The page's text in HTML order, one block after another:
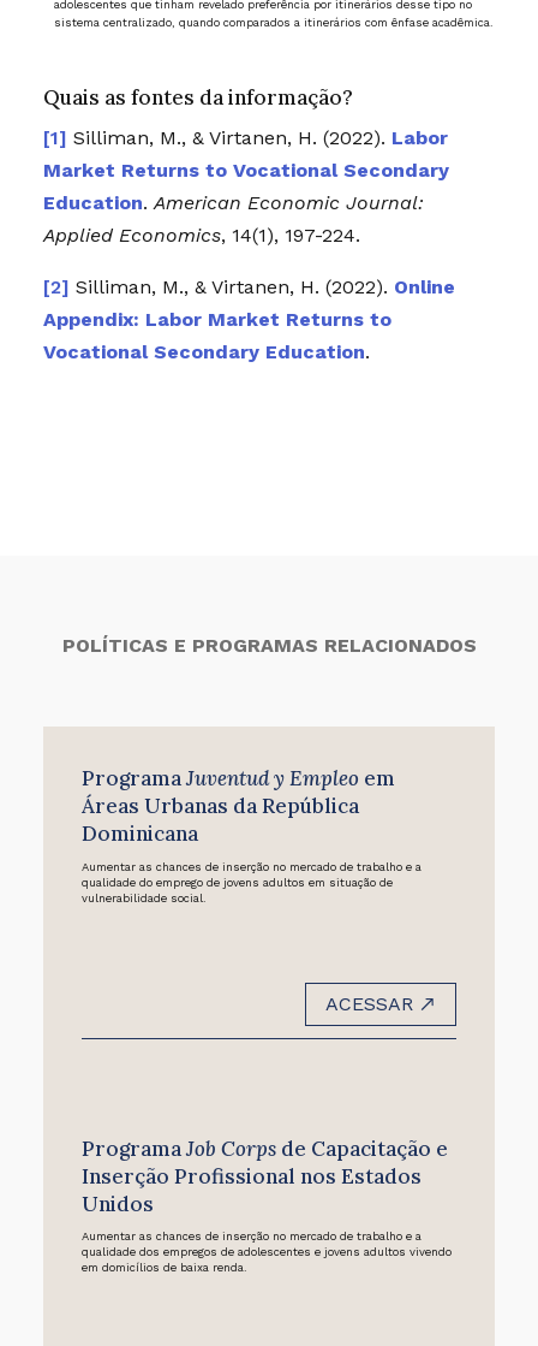
adolescentes que tinham revelado preferência por itinerários desse tipo no
sistema centralizado, quando comparados a itinerários com ênfase acadêmica.
Quais as fontes da informação?
Silliman, M., & Virtanen, H. (2022). Labor
Market Returns to Vocational Secondary
Education.American Economic Journal:
Applied Economics, 14(1), 197-224.
Silliman, M., & Virtanen, H. (2022). Online
Appendix: Labor Market Returns to
Vocational Secondary Education.
POLÍTICAS E PROGRAMAS RELACIONADOS
ProgramaJuventud y Empleo em
Áreas Urbanas da República
Dominicana
Aumentar as chances de inserção no mercado de trabalho e a
qualidade do emprego de jovens adultos em situação de
vulnerabilidade social.
ACESSAR
ProgramaJob Corpsde Capacitação e
Inserção Profissional nos Estados
Unidos
Aumentar as chances de inserção no mercado de trabalho e a
qualidade dos empregos de adolescentes e jovens adultos vivendo
em domicílios de baixa renda.